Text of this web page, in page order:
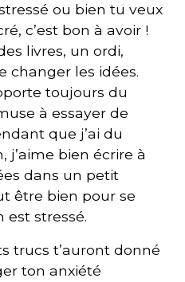
ou bien tu veux
c’est bon à avoir !
livres, un ordi,
changer les idées.
toujours du
à essayer de
que j’ai du
j’aime bien écrire à
dans un petit
être bien pour se
est stressé.
trucs t’auront donné
ton anxiété